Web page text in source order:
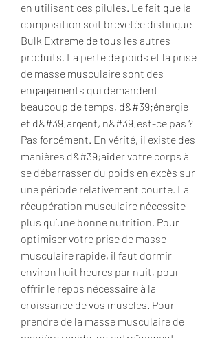
en utilisant ces pilules. Le fait que la
composition soit brevetée distingue
Bulk Extreme de tous les autres
produits. La perte de poids et la prise
de masse musculaire sont des
engagements qui demandent
beaucoup de temps, d&#39;énergie
et d&#39;argent, n&#39;est-ce pas ?
Pas forcément. En vérité, il existe des
manières d&#39;aider votre corps à
se débarrasser du poids en excès sur
une période relativement courte. La
récupération musculaire nécessite
plus qu’une bonne nutrition. Pour
optimiser votre prise de masse
musculaire rapide, il faut dormir
environ huit heures par nuit, pour
offrir le repos nécessaire à la
croissance de vos muscles. Pour
prendre de la masse musculaire de